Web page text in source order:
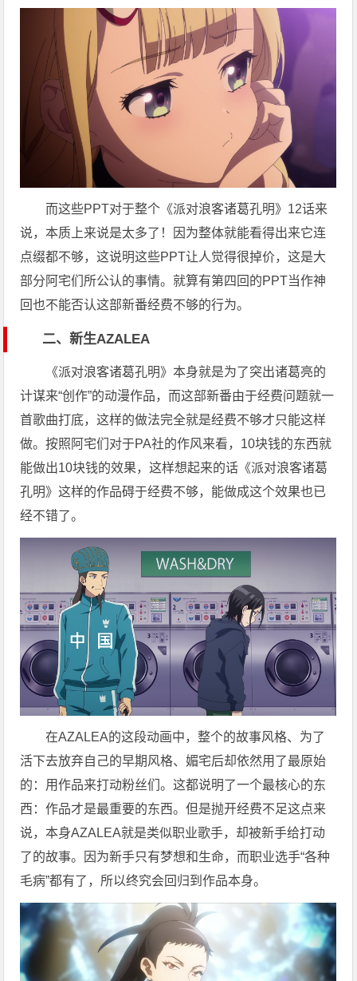
而这些PPT对于整个《派对浪客诸葛孔明》12话来
说，本质上来说是太多了！因为整体就能看得出来它连
点缀都不够，这说明这些PPT让人觉得很掉价，这是大
部分阿宅们所公认的事情。就算有第四回的PPT当作神
回也不能否认这部新番经费不够的行为。
二、新生AZALEA
《派对浪客诸葛孔明》本身就是为了突出诸葛亮的
计谋来“创作”的动漫作品，而这部新番由于经费问题就一
首歌曲打底，这样的做法完全就是经费不够才只能这样
做。按照阿宅们对于PA社的作风来看，10块钱的东西就
能做出10块钱的效果，这样想起来的话《派对浪客诸葛
孔明》这样的作品碍于经费不够，能做成这个效果也已
经不错了。
在AZALEA的这段动画中，整个的故事风格、为了
活下去放弃自己的早期风格、媚宅后却依然用了最原始
的：用作品来打动粉丝们。这都说明了一个最核心的东
西：作品才是最重要的东西。但是抛开经费不足这点来
说，本身AZALEA就是类似职业歌手，却被新手给打动
了的故事。因为新手只有梦想和生命，而职业选手“各种
毛病”都有了，所以终究会回归到作品本身。